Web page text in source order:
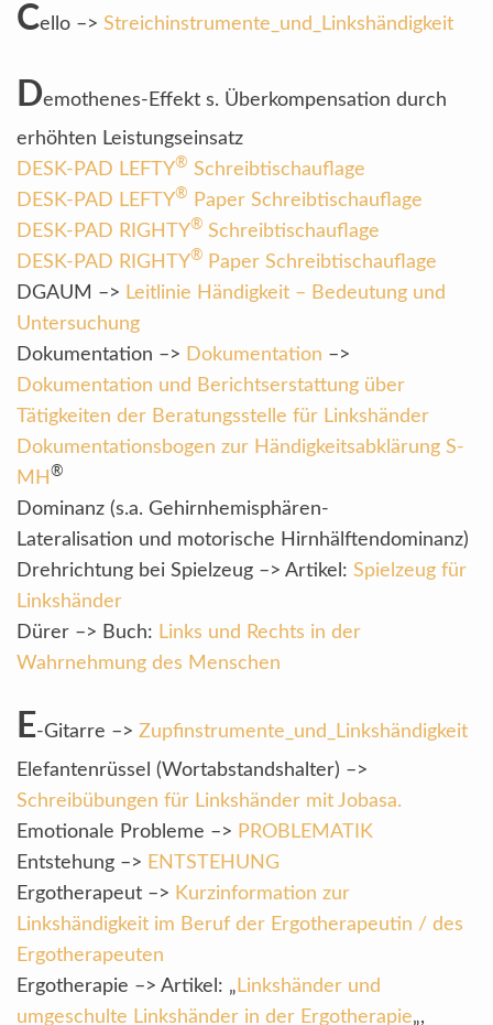
Cello –> Streichinstrumente_und_Linkshändigkeit
Demothenes-Effekt s. Überkompensation durch
erhöhten Leistungseinsatz
DESK-PAD LEFTY® Schreibtischauflage
DESK-PAD LEFTY®
Paper Schreibtischauflage
DESK-PAD RIGHTY® Schreibtischauflage
DESK-PAD RIGHTY® Paper Schreibtischauflage
DGAUM –> Leitlinie Händigkeit – Bedeutung und
Untersuchung
Dokumentation –> Dokumentation –>
Dokumentation und Berichtserstattung über
Tätigkeiten der Beratungsstelle für Linkshänder
Dokumentationsbogen zur Händigkeitsabklärung S-
MH ®
Dominanz (s.a. Gehirnhemisphären-
Lateralisation und motorische Hirnhälftendominanz)
Drehrichtung bei Spielzeug –> Artikel: Spielzeug für
Linkshänder
Dürer –> Buch: Links und Rechts in der
Wahrnehmung des Menschen
E-Gitarre –> Zupfinstrumente_und_Linkshändigkeit
Elefantenrüssel (Wortabstandshalter) –>
Schreibübungen für Linkshänder mit Jobasa.
Emotionale Probleme –> PROBLEMATIK
Entstehung –> ENTSTEHUNG
Ergotherapeut –> Kurzinformation zur
Linkshändigkeit im Beruf der Ergotherapeutin / des
Ergotherapeuten
Ergotherapie –> Artikel: „ Linkshänder und
umgeschulte Linkshänder in der Ergotherapie„,